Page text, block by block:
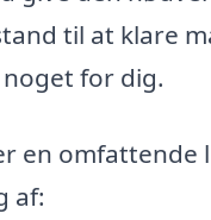
til at klare
for dig.
en omfattende
af: